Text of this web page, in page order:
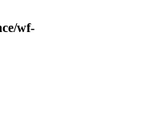
wf-